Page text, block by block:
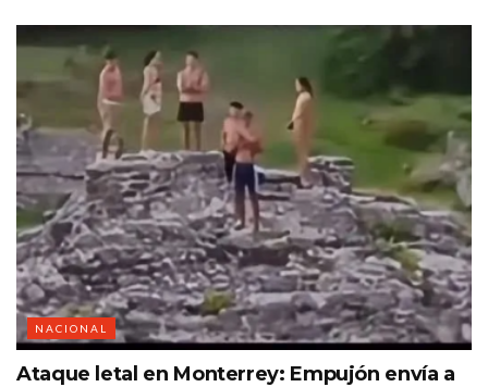
NACIONAL
Ataque letal en Monterrey: Empujón envía a